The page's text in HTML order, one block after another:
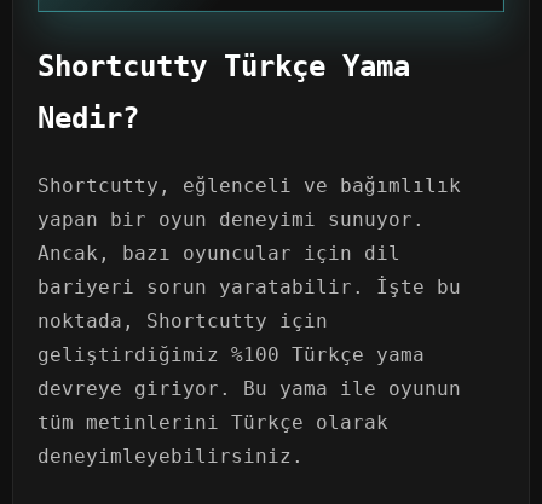
Shortcutty Türkçe Yama
Nedir?
Shortcutty, eğlenceli ve bağımlılık
yapan bir oyun deneyimi sunuyor.
Ancak, bazı oyuncular için dil
bariyeri sorun yaratabilir. İşte bu
noktada, Shortcutty için
geliştirdiğimiz %100 Türkçe yama
devreye giriyor. Bu yama ile oyunun
tüm metinlerini Türkçe olarak
deneyimleyebilirsiniz.